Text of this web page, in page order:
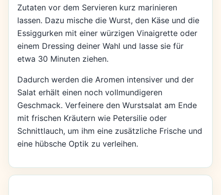
Zutaten vor dem Servieren kurz marinieren
lassen. Dazu mische die Wurst, den Käse und die
Essiggurken mit einer würzigen Vinaigrette oder
einem Dressing deiner Wahl und lasse sie für
etwa 30 Minuten ziehen.
Dadurch werden die Aromen intensiver und der
Salat erhält einen noch vollmundigeren
Geschmack. Verfeinere den Wurstsalat am Ende
mit frischen Kräutern wie Petersilie oder
Schnittlauch, um ihm eine zusätzliche Frische und
eine hübsche Optik zu verleihen.